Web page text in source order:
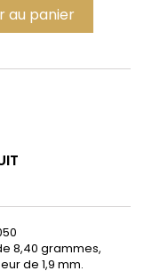
au panier
8,40 grammes,
de 1,9 mm.